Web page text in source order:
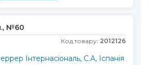
№60
Код товару: 2012126
Інтернасіональ, С.А, Іспанія